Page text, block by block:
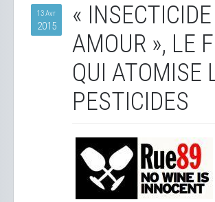
13 Avr
2015
«
AMOUR », LE
QUI ATOMISE
PESTICIDES